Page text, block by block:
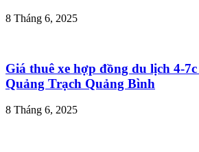
8 Tháng 6, 2025
Giá thuê xe hợp đồng du lịch 4-
Quảng Trạch Quảng Bình
8 Tháng 6, 2025